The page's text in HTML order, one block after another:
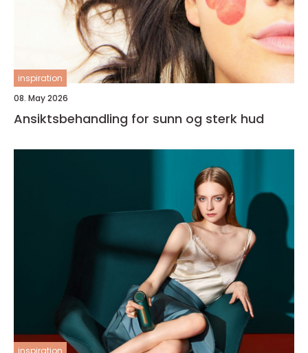
inspiration
08. May 2026
Ansiktsbehandling for sunn og sterk hud
inspiration